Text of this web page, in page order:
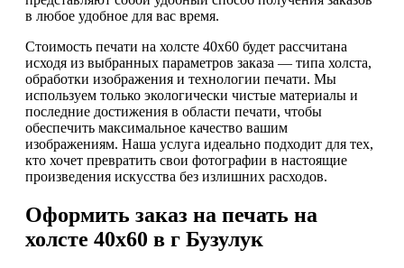
в любое удобное для вас время.
Стоимость печати на холсте 40х60 будет рассчитана
исходя из выбранных параметров заказа — типа холста,
обработки изображения и технологии печати. Мы
используем только экологически чистые материалы и
последние достижения в области печати, чтобы
обеспечить максимальное качество вашим
изображениям. Наша услуга идеально подходит для тех,
кто хочет превратить свои фотографии в настоящие
произведения искусства без излишних расходов.
Оформить заказ на печать на
холсте 40х60 в г Бузулук